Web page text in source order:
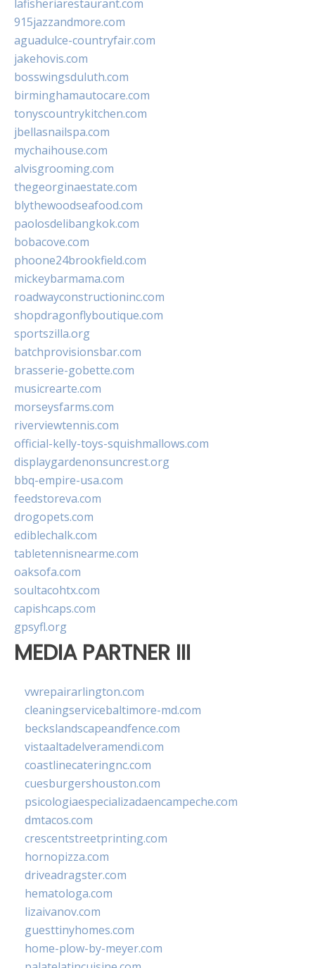
lafisheriarestaurant.com
915jazzandmore.com
aguadulce-countryfair.com
jakehovis.com
bosswingsduluth.com
birminghamautocare.com
tonyscountrykitchen.com
jbellasnailspa.com
mychaihouse.com
alvisgrooming.com
thegeorginaestate.com
blythewoodseafood.com
paolosdelibangkok.com
bobacove.com
phoone24brookfield.com
mickeybarmama.com
roadwayconstructioninc.com
shopdragonflyboutique.com
sportszilla.org
batchprovisionsbar.com
brasserie-gobette.com
musicrearte.com
morseysfarms.com
riverviewtennis.com
official-kelly-toys-squishmallows.com
displaygardenonsuncrest.org
bbq-empire-usa.com
feedstoreva.com
drogopets.com
ediblechalk.com
tabletennisnearme.com
oaksofa.com
soultacohtx.com
capishcaps.com
gpsyfl.org
MEDIA PARTNER III
vwrepairarlington.com
cleaningservicebaltimore-md.com
beckslandscapeandfence.com
vistaaltadelveramendi.com
coastlinecateringnc.com
cuesburgershouston.com
psicologiaespecializadaencampeche.com
dmtacos.com
crescentstreetprinting.com
hornopizza.com
driveadragster.com
hematologa.com
lizaivanov.com
guesttinyhomes.com
home-plow-by-meyer.com